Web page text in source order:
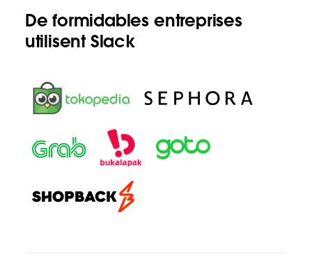
De formidables entreprises
utilisent Slack